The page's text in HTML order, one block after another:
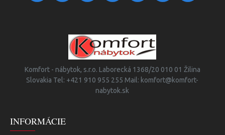
Komfort - nábytok, s.r.o. Laborecká 1368/20 010 01 Žilina
Slovakia Tel: +421 910 955 255 Mail: komfort@komfort-
nabytok.sk
INFORMÁCIE